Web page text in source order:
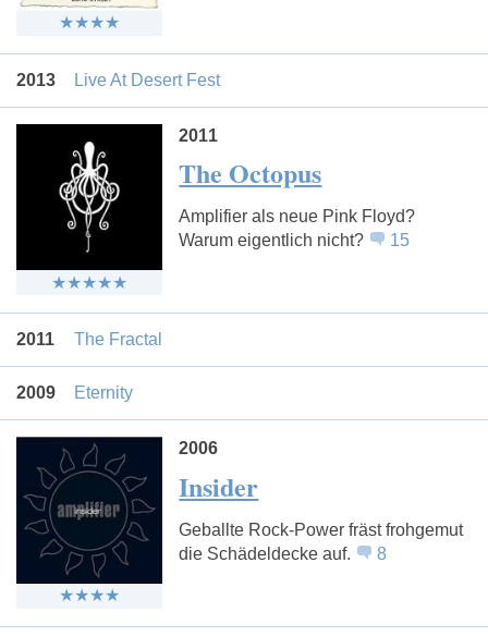
2013 Live At Desert Fest
2011
The Octopus
Amplifier als neue Pink Floyd?
Warum eigentlich nicht?
15
2011 The Fractal
2009 Eternity
2006
Insider
Geballte Rock-Power fräst frohgemut
die Schädeldecke auf.
8